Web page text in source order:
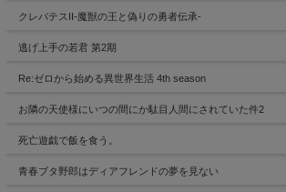
クレバテスII-魔獣の王と偽りの勇者伝承-
逃げ上手の若君 第2期
Re:ゼロから始める異世界生活 4th season
お隣の天使様にいつの間にか駄目人間にされていた件2
死亡遊戯で飯を食う。
青春ブタ野郎はディアフレンドの夢を見ない